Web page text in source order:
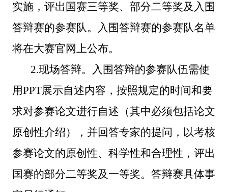
实施，评出国赛三等奖、部分二等奖及入围
答辩赛的参赛队。入围答辩赛的参赛队名单
将在大赛官网上公布。
2.现场答辩。
入 围答辩的参赛队伍需使
用PPT展示自述内容， 按照规定的时间和要
求对参赛论文进行自述 （其中必须包括论文
原创性介绍）
，并回答专家的提问，以考核
参赛论文的原创性、科学性和合理性 ，评出
国赛的部分二等奖及一等奖。答辩赛具体事